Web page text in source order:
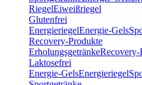
RiegelEiweißriegel
Glutenfrei
EnergieriegelEnergie-Gels
Recovery-Produkte
ErholungsgetränkeRecovery-
Laktosefrei
Energie-GelsEnergieriegel